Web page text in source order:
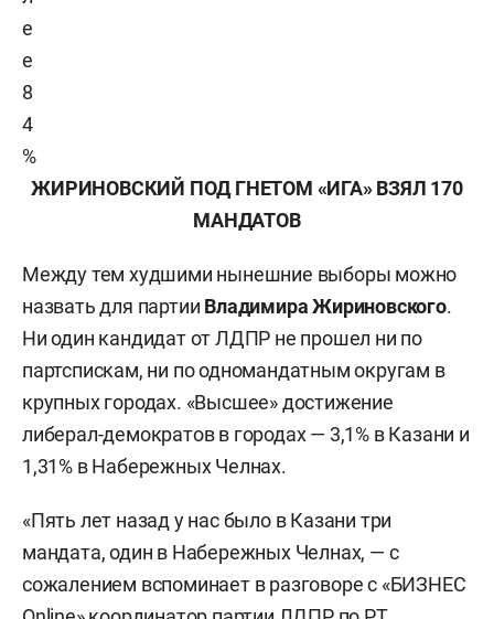
е
е
8
4
%
ЖИРИНОВСКИЙ ПОД ГНЕТОМ «ИГА» ВЗЯЛ 170
МАНДАТОВ
Между тем худшими нынешние выборы можно
назвать для партии Владимира Жириновского.
Ни один кандидат от ЛДПР не прошел ни по
партспискам, ни по одномандатным округам в
крупных городах. «Высшее» достижение
либерал-демократов в городах — 3,1% в Казани и
1,31% в Набережных Челнах.
«Пять лет назад у нас было в Казани три
мандата, один в Набережных Челнах, — с
сожалением вспоминает в разговоре с «БИЗНЕС